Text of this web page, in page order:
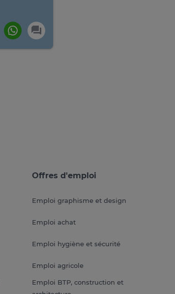
Offres d'emploi
Emploi graphisme et design
Emploi achat
Emploi hygiène et sécurité
Emploi agricole
Emploi BTP, construction et